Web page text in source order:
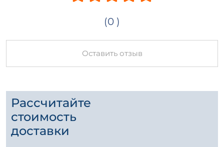
(0 )
Оставить отзыв
Рассчитайте
стоимость
доставки